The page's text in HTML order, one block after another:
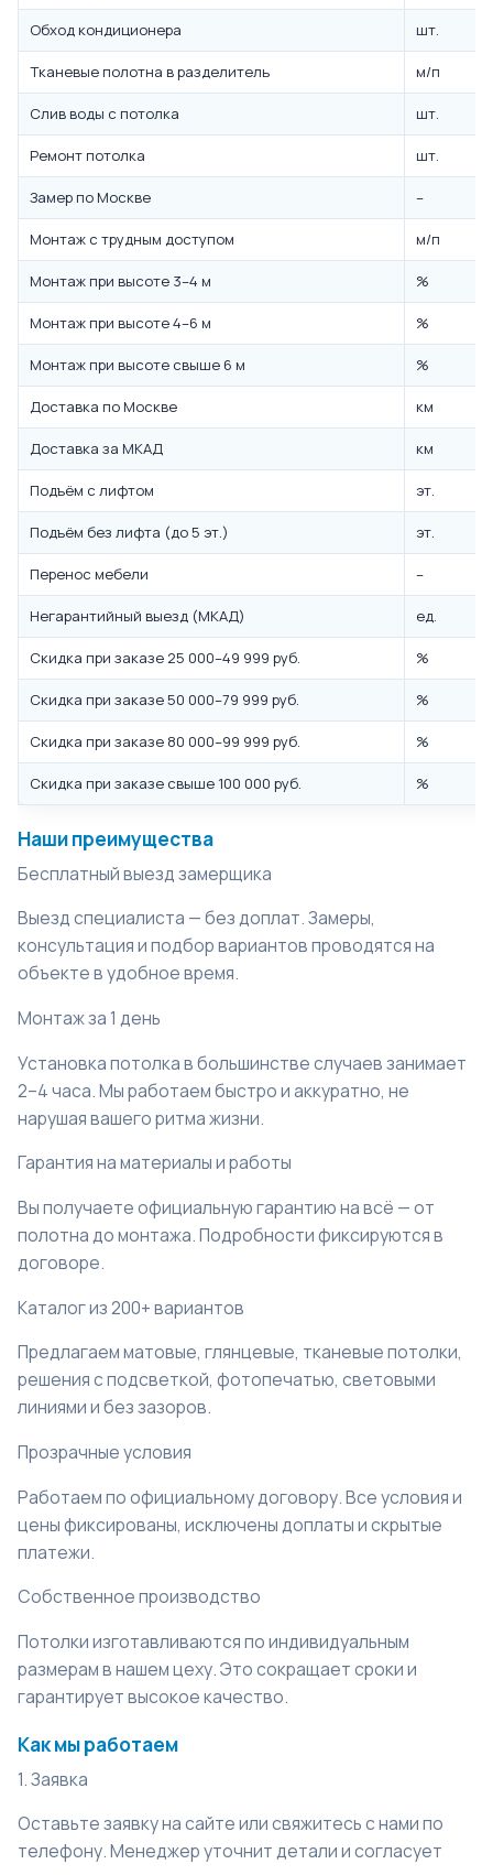
Обход кондиционера шт.
Тканевые полотна в разделитель м/п
Слив воды с потолка шт.
Ремонт потолка шт.
Замер по Москве –
Монтаж с трудным доступом м/п
Монтаж при высоте 3–4 м %
Монтаж при высоте 4–6 м %
Монтаж при высоте свыше 6 м %
Доставка по Москве км
Доставка за МКАД км
Подъём с лифтом эт.
Подъём без лифта (до 5 эт.) эт.
Перенос мебели –
Негарантийный выезд (МКАД) ед.
Скидка при заказе 25 000–49 999 руб. %
Скидка при заказе 50 000–79 999 руб. %
Скидка при заказе 80 000–99 999 руб. %
Скидка при заказе свыше 100 000 руб. %
Наши преимущества
Бесплатный выезд замерщика
Выезд специалиста — без доплат. Замеры,
консультация и подбор вариантов проводятся на
объекте в удобное время.
Монтаж за 1 день
Установка потолка в большинстве случаев занимает
2–4 часа. Мы работаем быстро и аккуратно, не
нарушая вашего ритма жизни.
Гарантия на материалы и работы
Вы получаете официальную гарантию на всё — от
полотна до монтажа. Подробности фиксируются в
договоре.
Каталог из 200+ вариантов
Предлагаем матовые, глянцевые, тканевые потолки,
решения с подсветкой, фотопечатью, световыми
линиями и без зазоров.
Прозрачные условия
Работаем по официальному договору. Все условия и
цены фиксированы, исключены доплаты и скрытые
платежи.
Собственное производство
Потолки изготавливаются по индивидуальным
размерам в нашем цеху. Это сокращает сроки и
гарантирует высокое качество.
Как мы работаем
1. Заявка
Оставьте заявку на сайте или свяжитесь с нами по
телефону. Менеджер уточнит детали и согласует